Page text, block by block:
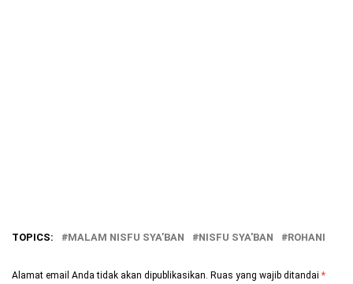
TOPICS: MALAM NISFU SYA’BAN NISFU SYA'BAN ROHANI
Alamat email Anda tidak akan dipublikasikan. Ruas yang wajib ditandai *